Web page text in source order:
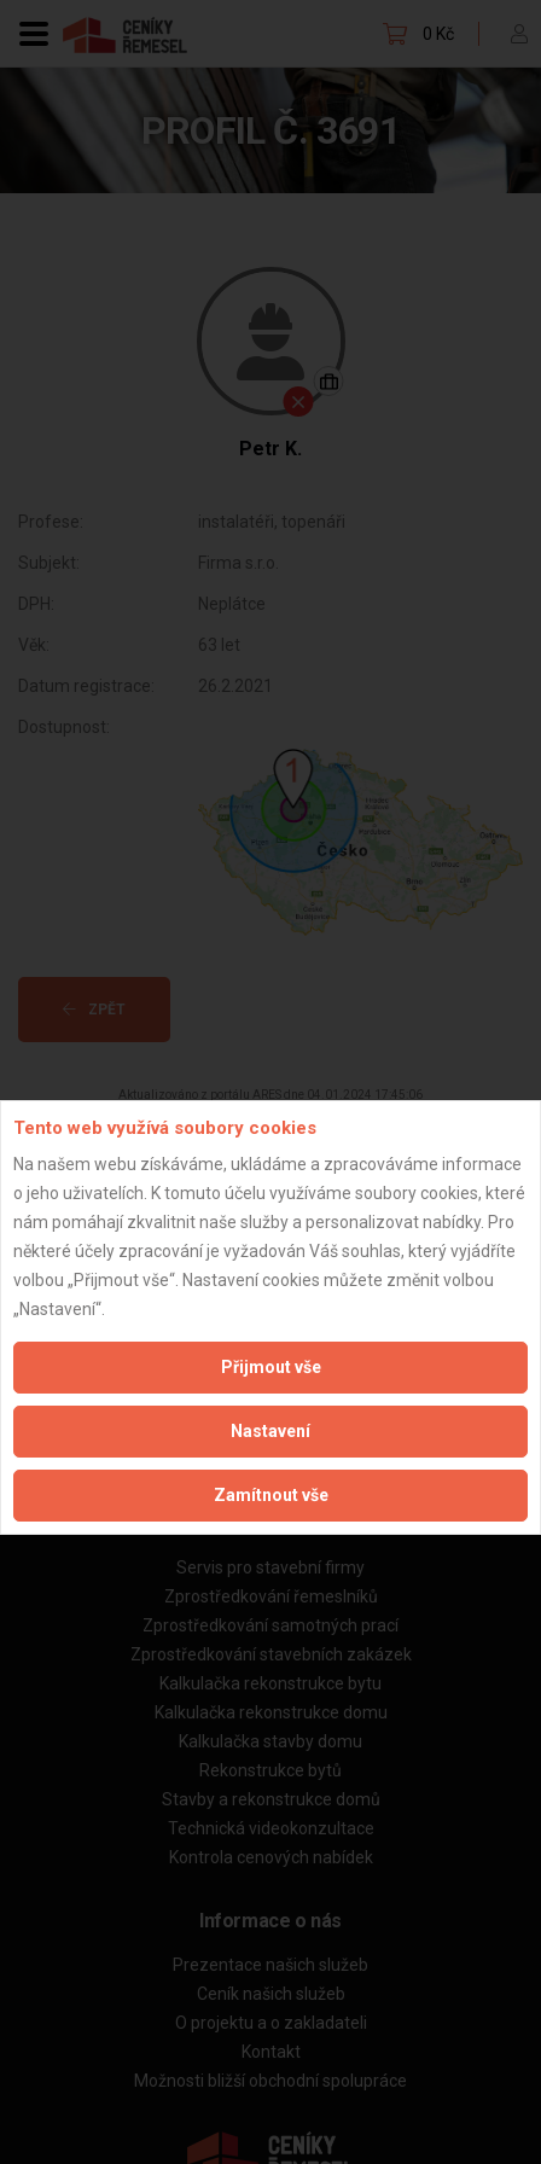
0 Kč
PROFIL Č. 3691
Petr K.
Profese: instalatéři, topenáři
Subjekt: Firma s.r.o.
DPH: Neplátce
Věk: 63 let
Datum registrace: 26.2.2021
Dostupnost:
ZPĚT
Aktualizováno z portálu ARES dne 04.01.2024 17:45:06
Důležité informace
Naše firmy a řemeslníci
Zásady pro používání souborů cookie
Obchodní podmínky (zprostředkování)
Obchodní podmínky (rozpočtování)
Reference
Naše excelové tabulky online
Naše služby
Servis pro stavební firmy
Zprostředkování řemeslníků
Zprostředkování samotných prací
Zprostředkování stavebních zakázek
Kalkulačka rekonstrukce bytu
Kalkulačka rekonstrukce domu
Kalkulačka stavby domu
Rekonstrukce bytů
Stavby a rekonstrukce domů
Technická videokonzultace
Kontrola cenových nabídek
Informace o nás
Prezentace našich služeb
Ceník našich služeb
O projektu a o zakladateli
Kontakt
Možnosti bližší obchodní spolupráce
Tento web využívá soubory cookies
Na našem webu získáváme, ukládáme a zpracováváme informace
o jeho uživatelích. K tomuto účelu využíváme soubory cookies, které
nám pomáhají zkvalitnit naše služby a personalizovat nabídky. Pro
některé účely zpracování je vyžadován Váš souhlas, který vyjádříte
volbou „Přijmout vše“. Nastavení cookies můžete změnit volbou
„Nastavení“.
Přijmout vše
Nastavení
Zamítnout vše